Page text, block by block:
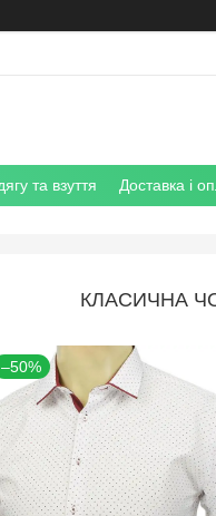
та взуття Доставка і
КЛАСИЧНА
–50%